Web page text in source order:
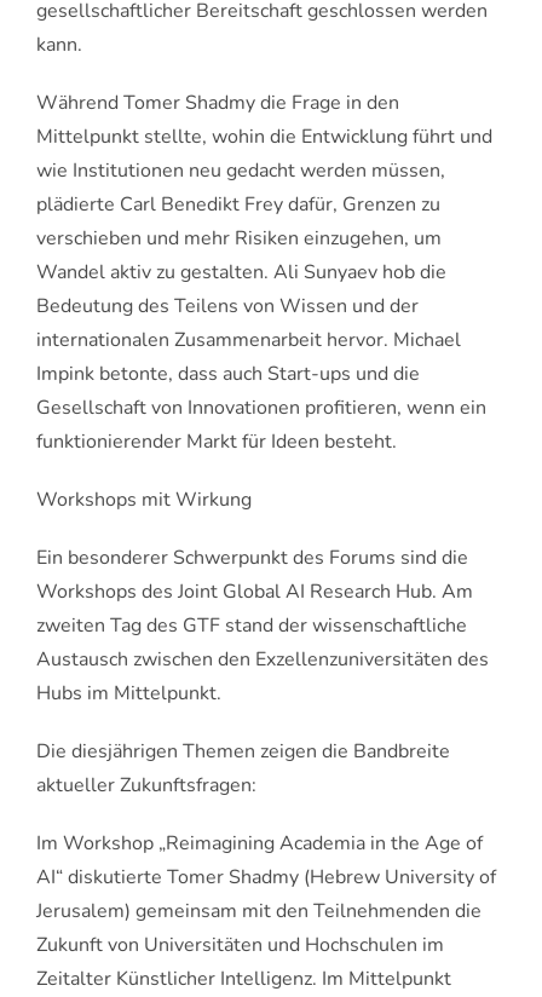
gesellschaftlicher Bereitschaft geschlossen werden
kann.
Während Tomer Shadmy die Frage in den
Mittelpunkt stellte, wohin die Entwicklung führt und
wie Institutionen neu gedacht werden müssen,
plädierte Carl Benedikt Frey dafür, Grenzen zu
verschieben und mehr Risiken einzugehen, um
Wandel aktiv zu gestalten. Ali Sunyaev hob die
Bedeutung des Teilens von Wissen und der
internationalen Zusammenarbeit hervor. Michael
Impink betonte, dass auch Start-ups und die
Gesellschaft von Innovationen profitieren, wenn ein
funktionierender Markt für Ideen besteht.
Workshops mit Wirkung
Ein besonderer Schwerpunkt des Forums sind die
Workshops des Joint Global AI Research Hub. Am
zweiten Tag des GTF stand der wissenschaftliche
Austausch zwischen den Exzellenzuniversitäten des
Hubs im Mittelpunkt.
Die diesjährigen Themen zeigen die Bandbreite
aktueller Zukunftsfragen:
Im Workshop „Reimagining Academia in the Age of
AI“ diskutierte Tomer Shadmy (Hebrew University of
Jerusalem) gemeinsam mit den Teilnehmenden die
Zukunft von Universitäten und Hochschulen im
Zeitalter Künstlicher Intelligenz. Im Mittelpunkt